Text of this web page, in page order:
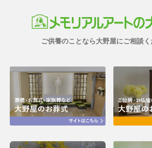
ご供養のことなら大野屋にご相談く